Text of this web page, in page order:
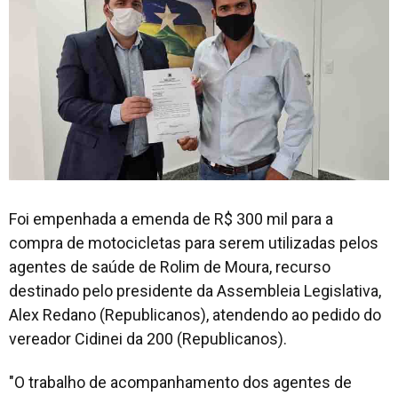
Foi empenhada a emenda de R$ 300 mil para a
compra de motocicletas para serem utilizadas pelos
agentes de saúde de Rolim de Moura, recurso
destinado pelo presidente da Assembleia Legislativa,
Alex Redano (Republicanos), atendendo ao pedido do
vereador Cidinei da 200 (Republicanos).
"O trabalho de acompanhamento dos agentes de